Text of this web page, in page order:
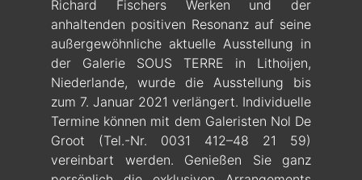
Richard Fischers Werken und der
anhaltenden positiven Resonanz auf seine
außergewöhnliche aktuelle Ausstellung in
der Galerie SOUS TERRE in Lithoijen,
Niederlande, wurde die Ausstellung bis
zum 7. Januar 2021 verlängert. Individuelle
Termine können mit dem Galeristen Nol De
Groot (Tel.-Nr. 0031 412–48 21 59)
vereinbart werden. Genießen Sie ganz